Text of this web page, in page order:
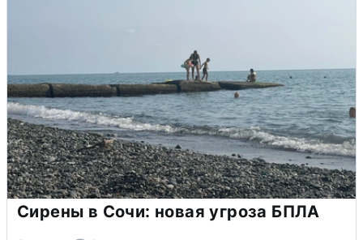
Сирены в Сочи: новая угроза БПЛА